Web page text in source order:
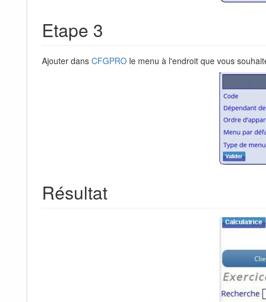
Etape 3
Ajouter dans CFGPRO le menu à l'endroit que vous
Résultat